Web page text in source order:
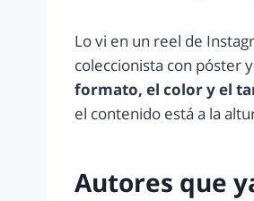
Lo vi en un reel de
coleccionista con póster
formato, el color y el
el contenido está a la
Autores que